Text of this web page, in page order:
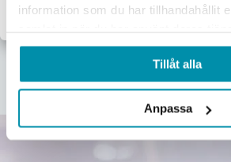
information som du har tillhandahållit
Tillåt alla
Anpassa